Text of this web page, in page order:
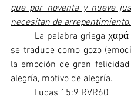
que por noventa y nueve
necesitan de
se traduce como gozo
la emoción de gran
alegría, motivo de alegría.
	Lucas 15:9 RVR60